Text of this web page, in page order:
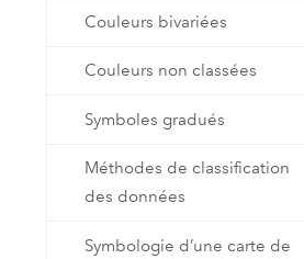
Couleurs bivariées
Couleurs non classées
Symboles gradués
Méthodes de classification
des données
Symbologie d’une carte de